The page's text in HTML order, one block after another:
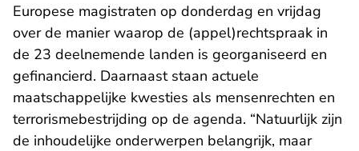
Europese magistraten op donderdag en vrijdag
over de manier waarop de (appel)rechtspraak in
de 23 deelnemende landen is georganiseerd en
gefinancierd. Daarnaast staan actuele
maatschappelijke kwesties als mensenrechten en
terrorismebestrijding op de agenda. “Natuurlijk zijn
de inhoudelijke onderwerpen belangrijk, maar